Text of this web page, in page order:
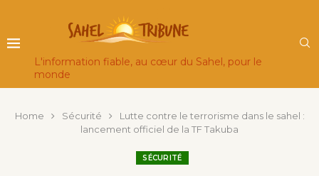
L'information fiable, au cœur du Sahel, pour le
monde
Home Sécurité
Lutte contre le terrorisme dans le sahel :
lancement officiel de la TF Takuba
SÉCURITÉ